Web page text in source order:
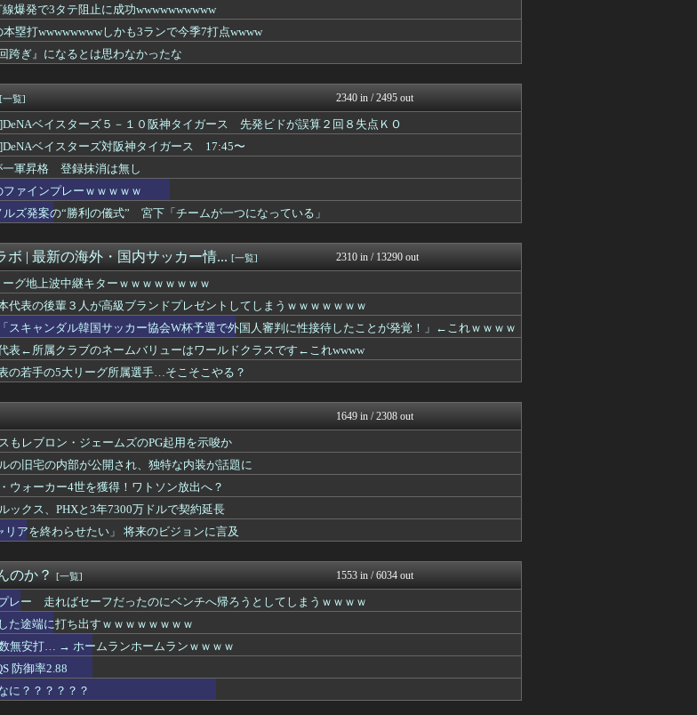
タイムリー！秋山も2塁打で岡本駿を援護！！
節名古屋戦はチケット完売の見通し…国立での...
は下駄を履いて生活していました」
Samurai GOAL
ｗｗｗｗ
流を認める…デ・ゼルビ監督も元教え子の復活...
Samurai GOAL
なった理由ってなに？
ツバメ速報＠ヤクルトスワロ...
鷹速@ホークスまとめブログ
都が来場し挨拶 去就に注目集まる
ドメサカブログ
のネームバリューはワールドクラスです←これ...
【サッカー まとめ】サカラ...
しかも3ランで今季7打点wwww
ンプを病欠…ライプツィヒ指揮官は「本当だよ...
日刊やきう速報
へ本格アプローチを開始 ウェルベックの後...
WorldFootball...
ームランホームランｗｗｗｗ
ゴール、エヴァートンに完全移籍へ
Samurai GOAL
本駿vs又木鉄平」【広島-巨人/マツダスタ...
広島東洋カープまとめブログ...
に意欲「一応ライセンスも持っているので」 ...
footballnet【サ...
井信也（2026.8.6）
やみ速@なんJ西武まとめ
ーグ所属選手…そこそこやる？
【サッカー まとめ】サカラ...
先発 試合実況 inみずほpaypay...
ポリー速報
メン・打順速報｜試合実況｜8/6 1...
ファイターズ王国＠日ハムま...
ーズ対阪神タイガース 17:4...
之「草サッカーとフットサルやめました」「2...
！ 地元メディアは高評価「魅力的な要素がたく...
Samurai GOAL
シア vs横浜 【17:45試合開始...
虎速
（バンテリンD）18:00～先発：金...
中村敬斗（サッカー） 2位 高橋藍（バ...
が公開され、独特な内装が話題に
バスケまとめ・COM
セリーノは登録抹消されず
抹消は無し
ベイスターズ速報＠なんJ
グの宣伝、何かがおかしい…
を抹消 6日公示
ファイターズ王国＠日ハムま...
家宅捜索 代表監督選考巡り ・・・
｜ファーム交流戦7回戦｜個人成績｜8...
ファイターズ王国＠日ハムま...
希望者が73万人超！大会運営責任者「スタジ...
に批判殺到 「問題発言だとわからないのか？...
なった理由ってなに？
日刊やきう速報
ーリー』さんの今季の成績
MLB NEWS@まとめ
爆発で3タテ阻止に成功wwwwwwwwww
塁打wwwwwwwwしかも3ランで今季7打点wwww
跨ぎ』になるとは思わなかったな
[一覧] 2340 in / 2495 out
ベイスターズ５－１０阪神タイガース 先発ビドが誤算２回８失点ＫＯ
ベイスターズ対阪神タイガース 17:45〜
一軍昇格 登録抹消は無し
ァインプレーｗｗｗｗｗ
ズ発案の“勝利の儀式” 宮下「チームが一つになっている」
ボ | 最新の海外・国内サッカー情... [一覧] 2310 in / 13290 out
ーグ地上波中継キターｗｗｗｗｗｗｗｗ
代表の後輩３人が高級ブランドプレゼントしてしまうｗｗｗｗｗｗｗ
スキャンダル韓国サッカー協会W杯予選で外国人審判に性接待したことが発覚！」←これｗｗｗｗ
表←所属クラブのネームバリューはワールドクラスです←これwwww
の若手の5大リーグ所属選手…そこそこやる？
1649 in / 2308 out
もレブロン・ジェームズのPG起用を示唆か
の旧宅の内部が公開され、独特な内装が話題に
ウォーカー4世を獲得！ワトソン放出へ？
ックス、PHXと3年7300万ドルで契約延長
リアを終わらせたい」 将来のビジョンに言及
のか？ [一覧] 1553 in / 6034 out
レー 走ればセーフだったのにベンチへ帰ろうとしてしまうｗｗｗｗ
た途端に打ち出すｗｗｗｗｗｗｗｗ
無安打… → ホームランホームランｗｗｗｗ
防御率2.88
に？？？？？？